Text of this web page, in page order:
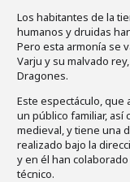
Los habitantes de la
humanos y druidas
Pero esta armonía se
Varju y su malvado
Dragones.
Este espectáculo, que
un público familiar, así
medieval, y tiene una
realizado bajo la
y en él han
técnico.